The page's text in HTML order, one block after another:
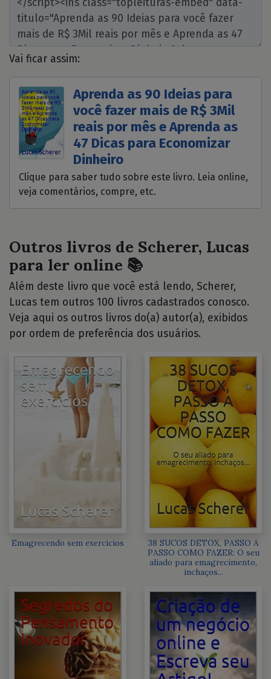
Vai ficar assim:
Aprenda as 90 Ideias para
você fazer mais de R$ 3Mil
reais por mês e Aprenda as
47 Dicas para Economizar
Dinheiro
Clique para saber tudo sobre este livro. Leia online,
veja comentários, compre, etc.
Outros livros de Scherer, Lucas
para ler online 📚
Além deste livro que você está lendo, Scherer,
Lucas tem outros 100 livros cadastrados conosco.
Veja aqui os outros livros do(a) autor(a), exibidos
por ordem de preferência dos usuários.
Emagrecendo sem exercicios
38 SUCOS DETOX, PASSO A
PASSO COMO FAZER: O seu
aliado para emagrecimento,
inchaços...